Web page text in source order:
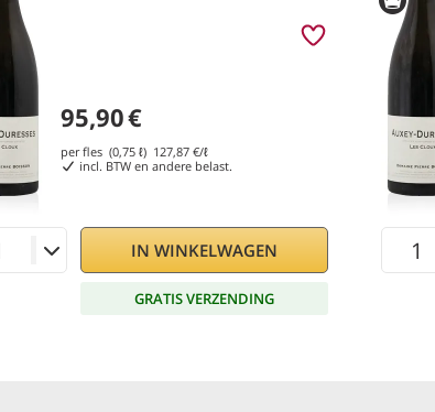
95,90€
per fles (0,75 ℓ) 127,87 €/ℓ
incl. BTW en andere belast.
IN WINKELWAGEN
GRATIS VERZENDING